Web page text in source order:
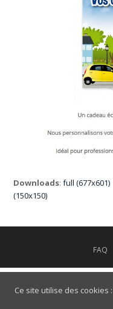
Downloads:full (677x601)
(150x150)
FAQ
Ce site utilise des cookies :